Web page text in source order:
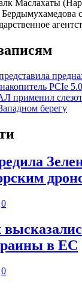
Маслахаты
PCIe 5.0
применил
берегу
0
в ЕС
0